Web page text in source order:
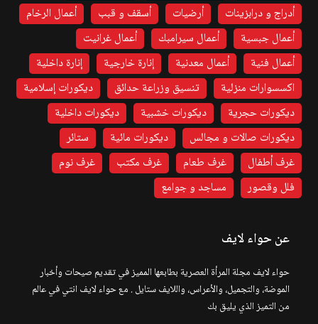
أدراج و درابزينات
أرضيات أسقف و قبب
أعمال الرخام
أعمال جبسية
أعمال سيرامبك
أعمال غرانيت
أعمال فنية
أعمال معدنية إنارة خارجية
إنارة داخلية
اكسسوارات منزلية
تنسيق وزراعة حدائق
ديكورات إسلامية
ديكورات حجرية
ديكورات خشبية
ديكورات داخلية
ديكورات صالات و مجالس
ديكورات مائية
ستائر
غرف أطفال
غرف طعام غرف مكتب
غرف نوم
فلل وقصور
مساجد و جوامع
عن حواء لايف
حواء لايف مجلة المرأة العصرية بطابعها المميز في تقديم صيحات وأخبار
الموضة، والتجميل، والأعراس، واللايف ستايل . مع حواء لايف انتي في عالم
من التميز الذي يليق بك